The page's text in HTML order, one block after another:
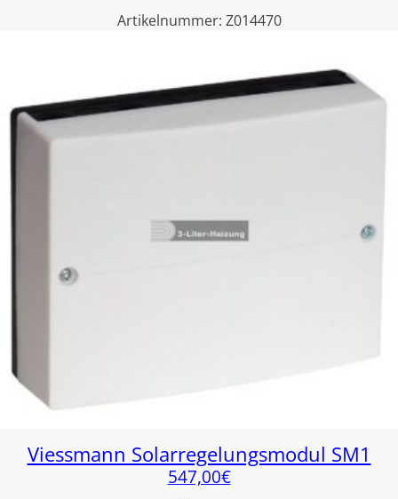
Artikelnummer: Z014470
Viessmann Solarregelungsmodul SM1
547,00€